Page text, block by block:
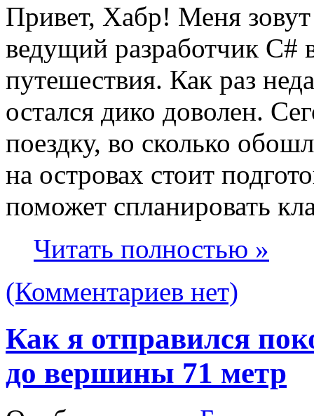
Привет, Хабр! Меня
ведущий разработчик
путешествия. Как раз
остался дико доволен.
поездку, во сколько
на островах стоит
поможет спланировать
Читать полностью »
(Комментариев нет)
Как я отправился
до вершины 71 метр